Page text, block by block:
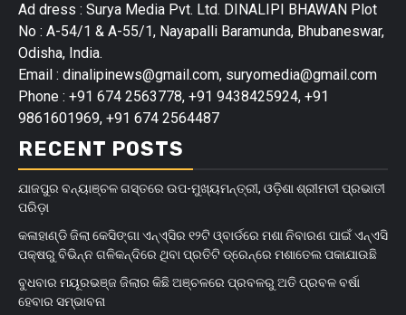
Ad dress : Surya Media Pvt. Ltd. DINALIPI BHAWAN Plot
No : A-54/1 & A-55/1, Nayapalli Baramunda, Bhubaneswar,
Odisha, India.
Email : dinalipinews@gmail.com, suryomedia@gmail.com
Phone : +91 674 2563778, +91 9438425924, +91
9861601969, +91 674 2564487
RECENT POSTS
ଯାଜପୁର ବନ୍ୟାଞ୍ଚଳ ଗସ୍ତରେ ଉପ-ମୁଖ୍ୟମନ୍ତ୍ରୀ, ଓଡ଼ିଶା ଶ୍ରୀମତୀ ପ୍ରଭାତୀ
ପରିଡ଼ା
କଳାହାଣ୍ଡି ଜିଲା କେସିଙ୍ଗା ଏନ୍‌ଏ୍‌ସିର ୧୨ଟି ଓ୍ବାର୍ଡରେ ମଶା ନିବାରଣ ପାଇଁ ଏନ୍‌ଏସି
ପକ୍ଷରୁ ବିଭିନ୍ନ ଗଳିକନ୍ଦିରେ ଥିବା ପ୍ରତିଟି ଡ୍ରେନ୍‌ରେ ମଶାତେଲ ପକାଯାଉଛି
ବୁଧବାର ମୟୂରଭଞ୍ଜ ଜିଲାର କିଛି ଅଞ୍ଚଳରେ ପ୍ରବଳରୁ ଅତି ପ୍ରବଳ ବର୍ଷା
ହେବାର ସମ୍ଭାବନା